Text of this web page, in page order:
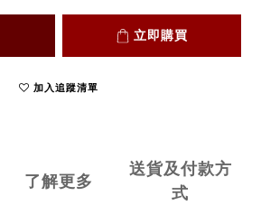
立即購買
加入追蹤清單
了解更多
送貨及付款方
式